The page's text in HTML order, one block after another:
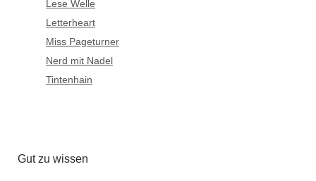
Lese Welle
Letterheart
Miss Pageturner
Nerd mit Nadel
Tintenhain
Gut zu wissen